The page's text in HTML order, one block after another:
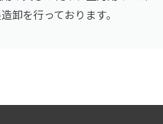
卸を行っております。